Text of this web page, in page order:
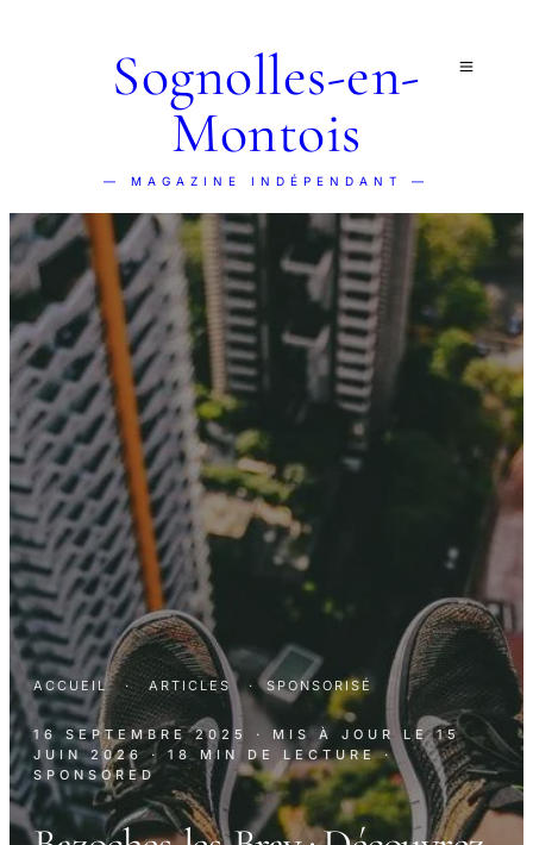
Sognolles-en-
Montois
— MAGAZINE INDÉPENDANT —
ACCUEIL · ARTICLES · SPONSORISÉ
16 SEPTEMBRE 2025 · MIS À JOUR LE15
JUIN 2026 · 18 MIN DE LECTURE ·
SPONSORED